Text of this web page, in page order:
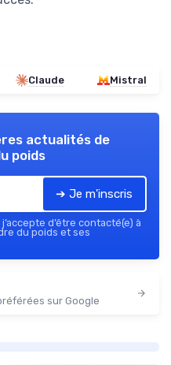
Claude Mistral
actualités de
poids
➔ Je m'inscris
d’être contacté(e) à
du poids et ses
sur Google